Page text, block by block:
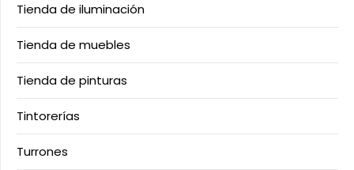
Tienda de iluminación
Tienda de muebles
Tienda de pinturas
Tintorerías
Turrones